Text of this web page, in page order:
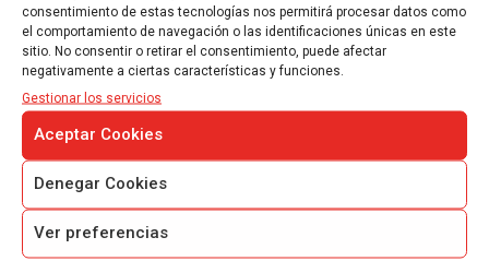
consentimiento de estas tecnologías nos permitirá procesar datos como
el comportamiento de navegación o las identificaciones únicas en este
sitio. No consentir o retirar el consentimiento, puede afectar
negativamente a ciertas características y funciones.
Gestionar los servicios
Aceptar Cookies
Denegar Cookies
Ver preferencias
AUDITORÍA DE FUNDACIONES Y
ASOCIACIONES
Auditorías de fundaciones voluntaria.